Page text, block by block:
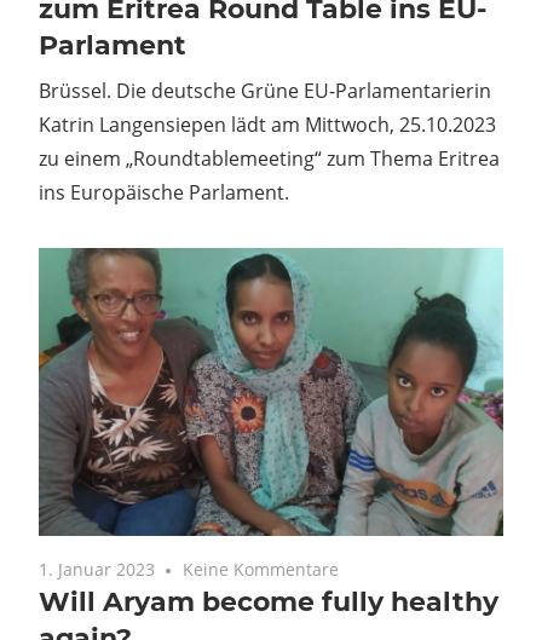
zum Eritrea Round Table ins EU-
Parlament
Brüssel. Die deutsche Grüne EU-Parlamentarierin
Katrin Langensiepen lädt am Mittwoch, 25.10.2023
zu einem „Roundtablemeeting“ zum Thema Eritrea
ins Europäische Parlament.
1. Januar 2023 Keine Kommentare
Will Aryam become fully healthy